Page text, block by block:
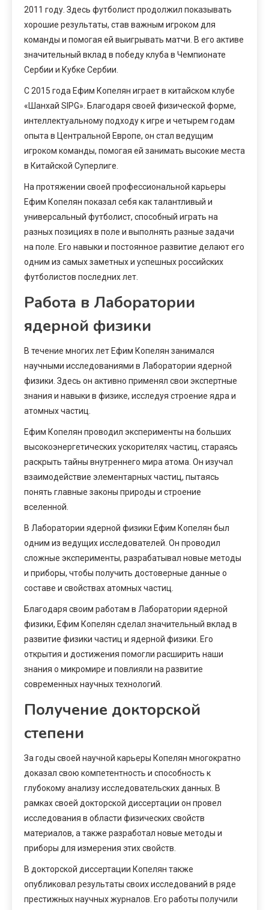
2011 году. Здесь футболист продолжил показывать
хорошие результаты, став важным игроком для
команды и помогая ей выигрывать матчи. В его активе
значительный вклад в победу клуба в Чемпионате
Сербии и Кубке Сербии.
С 2015 года Ефим Копелян играет в китайском клубе
«Шанхай SIPG». Благодаря своей физической форме,
интеллектуальному подходу к игре и четырем годам
опыта в Центральной Европе, он стал ведущим
игроком команды, помогая ей занимать высокие места
в Китайской Суперлиге.
На протяжении своей профессиональной карьеры
Ефим Копелян показал себя как талантливый и
универсальный футболист, способный играть на
разных позициях в поле и выполнять разные задачи
на поле. Его навыки и постоянное развитие делают его
одним из самых заметных и успешных российских
футболистов последних лет.
Работа в Лаборатории
ядерной физики
В течение многих лет Ефим Копелян занимался
научными исследованиями в Лаборатории ядерной
физики. Здесь он активно применял свои экспертные
знания и навыки в физике, исследуя строение ядра и
атомных частиц.
Ефим Копелян проводил эксперименты на больших
высокоэнергетических ускорителях частиц, стараясь
раскрыть тайны внутреннего мира атома. Он изучал
взаимодействие элементарных частиц, пытаясь
понять главные законы природы и строение
вселенной.
В Лаборатории ядерной физики Ефим Копелян был
одним из ведущих исследователей. Он проводил
сложные эксперименты, разрабатывал новые методы
и приборы, чтобы получить достоверные данные о
составе и свойствах атомных частиц.
Благодаря своим работам в Лаборатории ядерной
физики, Ефим Копелян сделал значительный вклад в
развитие физики частиц и ядерной физики. Его
открытия и достижения помогли расширить наши
знания о микромире и повлияли на развитие
современных научных технологий.
Получение докторской
степени
За годы своей научной карьеры Копелян многократно
доказал свою компетентность и способность к
глубокому анализу исследовательских данных. В
рамках своей докторской диссертации он провел
исследования в области физических свойств
материалов, а также разработал новые методы и
приборы для измерения этих свойств.
В докторской диссертации Копелян также
опубликовал результаты своих исследований в ряде
престижных научных журналов. Его работы получили